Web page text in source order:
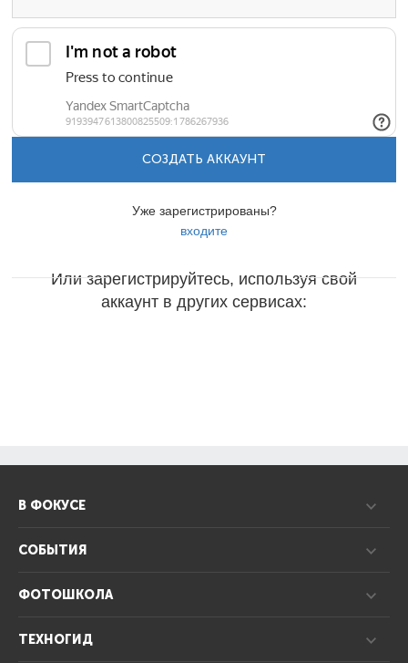
СОЗДАТЬ АККАУНТ
Уже зарегистрированы?
входите
Или зарегистрируйтесь, используя свой
аккаунт в других сервисах:
В ФОКУСЕ
СОБЫТИЯ
ФОТОШКОЛА
ТЕХНОГИД